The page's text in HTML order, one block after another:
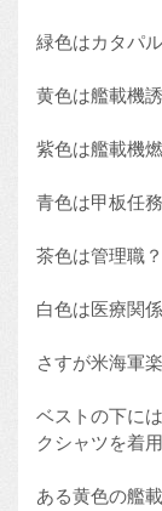
緑色はカタパ
黄色は艦載機
紫色は艦載機
青色は甲板任
茶色は管理職？
白色は医療関
さすが米海軍
ベストの下に
クシャツを着
ある黄色の艦